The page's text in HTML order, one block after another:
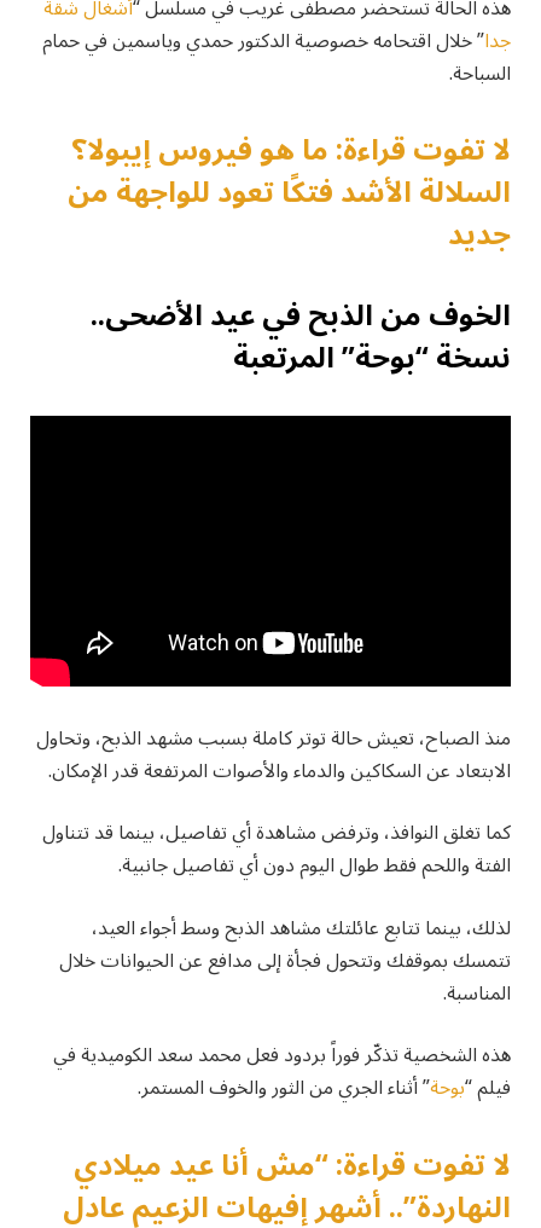
جدا” خلال اقتحامه خصوصية الدكتور حمدي وياسمين في حمام
السباحة.
لا تفوت قراءة: ما هو فيروس إيبولا؟
السلالة الأشد فتكًا تعود للواجهة من
جديد
الخوف من الذبح في عيد الأضحى..
نسخة “بوحة” المرتعبة
منذ الصباح، تعيش حالة توتر كاملة بسبب مشهد الذبح، وتحاول
الابتعاد عن السكاكين والدماء والأصوات المرتفعة قدر الإمكان.
كما تغلق النوافذ، وترفض مشاهدة أي تفاصيل، بينما قد تتناول
الفتة واللحم فقط طوال اليوم دون أي تفاصيل جانبية.
لذلك، بينما تتابع عائلتك مشاهد الذبح وسط أجواء العيد،
تتمسك بموقفك وتتحول فجأة إلى مدافع عن الحيوانات خلال
المناسبة.
هذه الشخصية تذكّر فوراً بردود فعل محمد سعد الكوميدية في
فيلم “بوحة” أثناء الجري من الثور والخوف المستمر.
لا تفوت قراءة: “مش أنا عيد ميلادي
النهاردة”.. أشهر إفيهات الزعيم عادل